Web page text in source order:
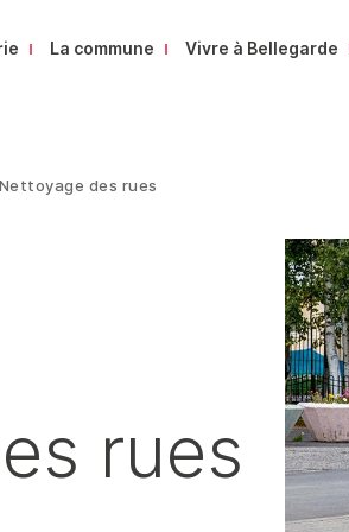
La commune Vivre à Bellegarde
Nettoyage des rues
rues